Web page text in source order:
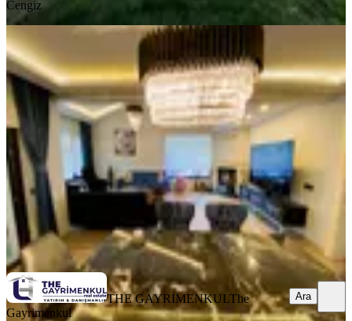
Cengiz
Elitkent Sitesi Kiralık 3+1 Eşyalı
Havuzlu Müstakil Villa
Beylikdüzü, Dereağzı Mahallesi
3+1
350 m²·03.08.2026
185.000 ₺
THE GAYRİMENKUL The Gayrimenkul
Ara
THE GAYRİMENKULThe
Gayrimenkul
Ara